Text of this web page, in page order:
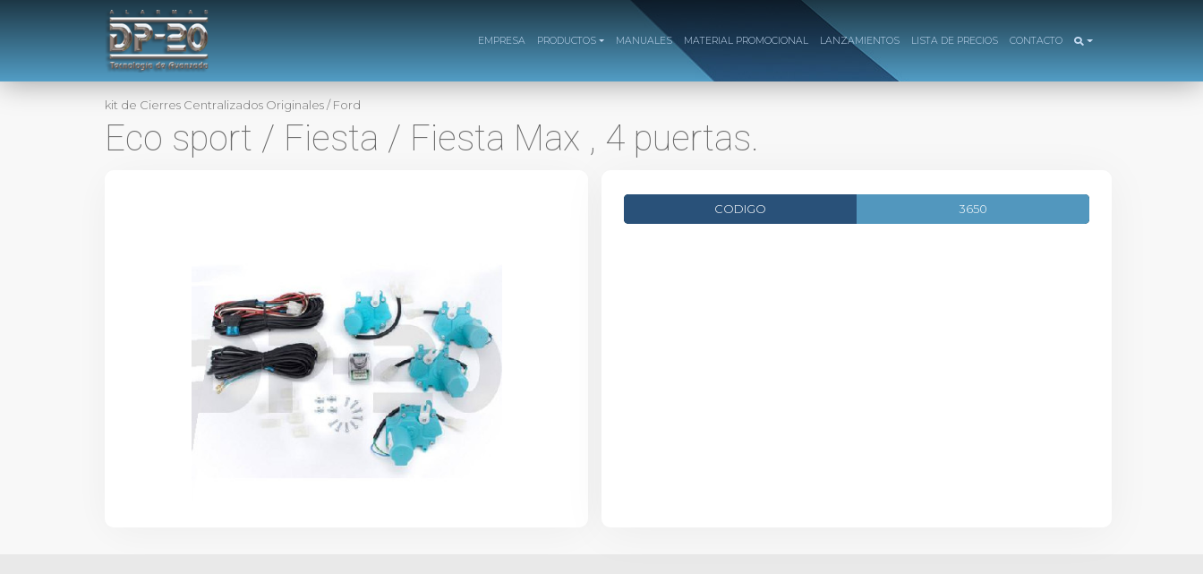
EMPRESA PRODUCTOS MANUALES MATERIAL PROMOCIONAL LANZAMIENTOS LISTA DE PRECIOS CONTACTO
kit de Cierres Centralizados Originales/Ford
Eco sport / Fiesta / Fiesta Max , 4 puertas.
CODIGO 3650